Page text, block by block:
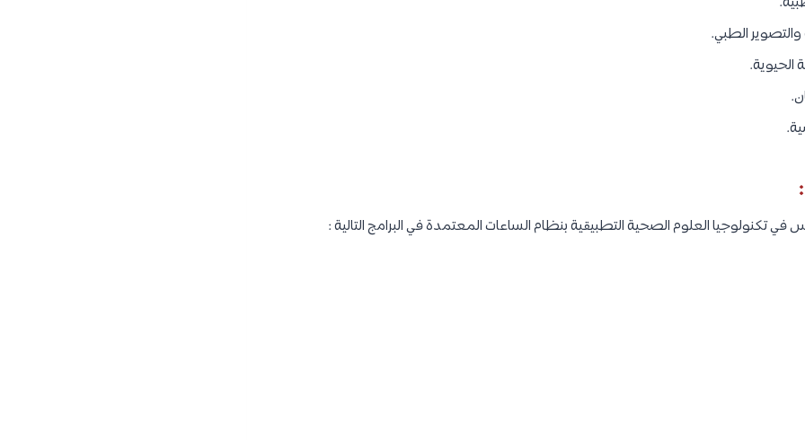
الطبي.
الحيوية.
في تكنولوجيا العلوم الصحية التطبيقية بنظام الساعات المعتمدة في البرامج التالية :